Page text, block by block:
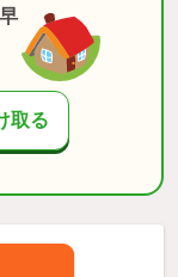
取る